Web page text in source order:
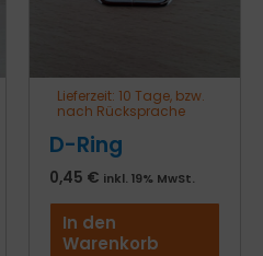
Lieferzeit: 10 Tage, bzw.
nach Rücksprache
D-Ring
0,45 € inkl. 19% MwSt.
In den
Warenkorb